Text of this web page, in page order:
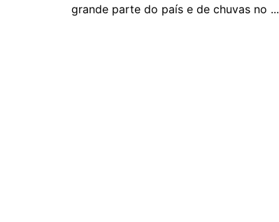
grande parte do país e de chuvas no ...